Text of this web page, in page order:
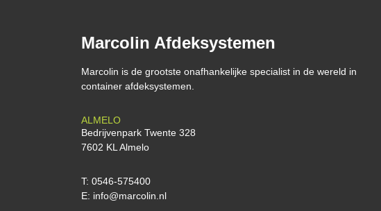
Marcolin Afdeksystemen
Marcolin is de grootste onafhankelijke specialist in de wereld in
container afdeksystemen.
ALMELO
Bedrijvenpark Twente 328
7602 KL Almelo
T: 0546-575400
E: info@marcolin.nl